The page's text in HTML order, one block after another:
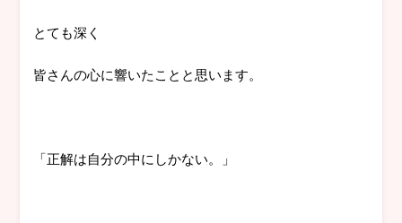
とても深く
皆さんの心に響いたことと思います。
「正解は自分の中にしかない。」